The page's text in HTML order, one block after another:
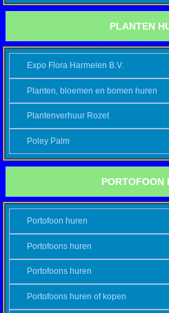
PLANTEN
Expo Flora Harmelen B.V.
Planten, bloemen en bomen huren
Plantenverhuur Rozet
Poley Palm
PORTOFOON
Portofoon huren
Portofoons huren
Portofoons huren
Portofoons huren of kopen